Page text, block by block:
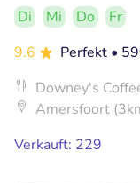
Di Mi Do
Fr
9.6
Perfekt •
Downey's
Amersfoort
Verkauft: 229